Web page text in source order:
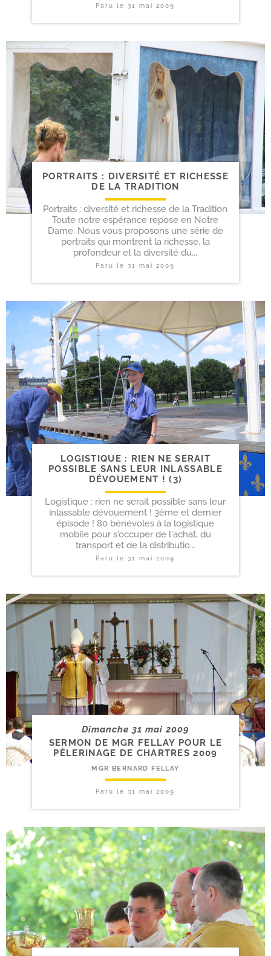
Paru le31 mai 2009
PORTRAITS : DIVERSITÉ ET RICHESSE
DE LA TRADITION
Portraits : diversité et richesse de la Tradition
Toute notre espérance repose en Notre
Dame. Nous vous proposons une série de
portraits qui montrent la richesse, la
profondeur et la diversité du...
Paru le31 mai 2009
LOGISTIQUE : RIEN NE SERAIT
POSSIBLE SANS LEUR INLASSABLE
DÉVOUEMENT ! (3)
Logistique : rien ne serait possible sans leur
inlassable dévouement ! 3ème et dernier
épisode ! 80 bénévoles à la logistique
mobile pour s'occuper de l'achat, du
transport et de la distributio...
Paru le31 mai 2009
Dimanche 31 mai 2009
SERMON DE MGR FELLAY POUR LE
PÈLERINAGE DE CHARTRES 2009
MGR BERNARD FELLAY
Paru le31 mai 2009